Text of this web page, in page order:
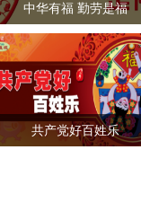
中华有福 勤劳是福
共产党好百姓乐